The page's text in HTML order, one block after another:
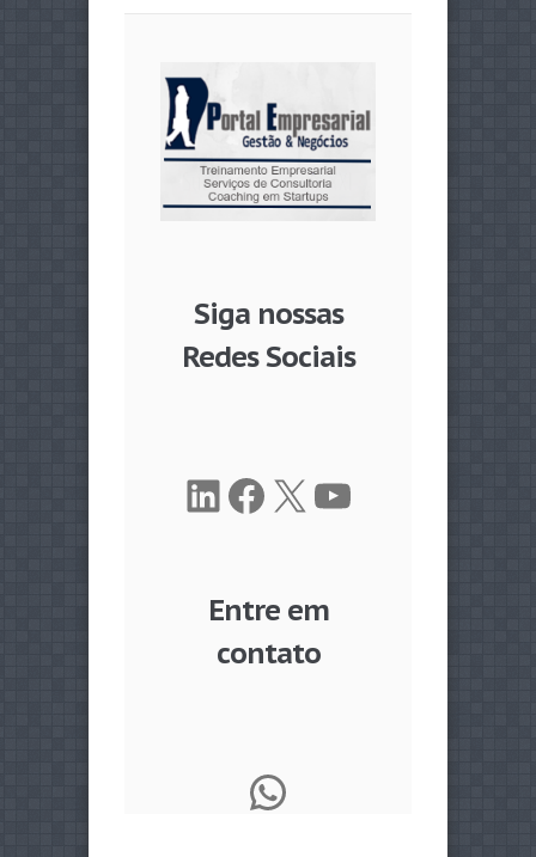
Siga nossas
Redes Sociais
LinkedIn
Facebook
X Youtube
Entre em
contato
WhatsApp